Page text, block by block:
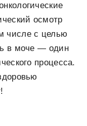
осмотр
числе с целью
в моче — один
процесса.